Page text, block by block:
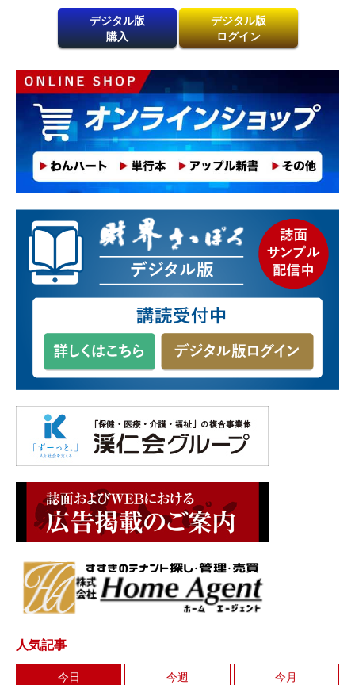
デジタル版
購入
デジタル版
ログイン
人気記事
今日 今週 今月